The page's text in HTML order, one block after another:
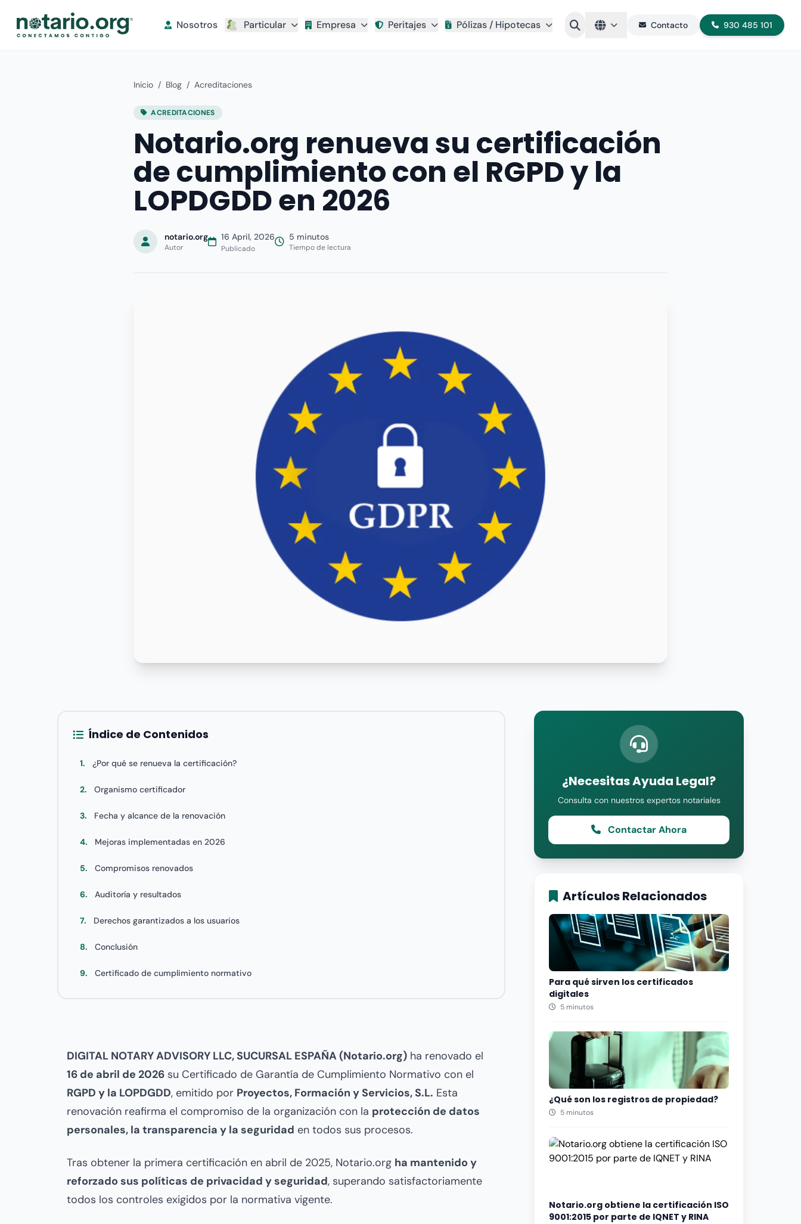
Nosotros Particular Empresa Peritajes Pólizas / Hipotecas Contacto 930 485 101
Inicio / Blog / Acreditaciones
ACREDITACIONES
Notario.org renueva su certificación
de cumplimiento con el RGPD y la
LOPDGDD en 2026
notario.org
Autor
16 April, 2026
Publicado
5 minutos
Tiempo de lectura
Índice de Contenidos
1. ¿Por qué se renueva la certificación?
2. Organismo certificador
3. Fecha y alcance de la renovación
4. Mejoras implementadas en 2026
5. Compromisos renovados
6. Auditoría y resultados
7. Derechos garantizados a los usuarios
8. Conclusión
9. Certificado de cumplimiento normativo
DIGITAL NOTARY ADVISORY LLC, SUCURSAL ESPAÑA (Notario.org) ha renovado el
16 de abril de 2026 su Certificado de Garantía de Cumplimiento Normativo con el
RGPD y la LOPDGDD, emitido por Proyectos, Formación y Servicios, S.L. Esta
renovación reafirma el compromiso de la organización con la protección de datos
personales, la transparencia y la seguridad en todos sus procesos.
Tras obtener la primera certificación en abril de 2025, Notario.org ha mantenido y
reforzado sus políticas de privacidad y seguridad, superando satisfactoriamente
todos los controles exigidos por la normativa vigente.
¿Necesitas Ayuda Legal?
Consulta con nuestros expertos notariales
Contactar Ahora
Artículos Relacionados
Para qué sirven los certificados
digitales
5 minutos
¿Qué son los registros de propiedad?
5 minutos
Notario.org obtiene la certificación ISO
9001:2015 por parte de IQNET y RINA